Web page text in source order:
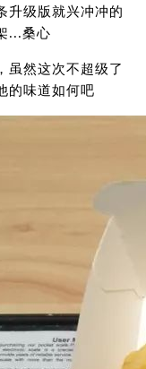
升级版就兴冲冲的
...桑心
虽然这次不超级了
的味道如何吧